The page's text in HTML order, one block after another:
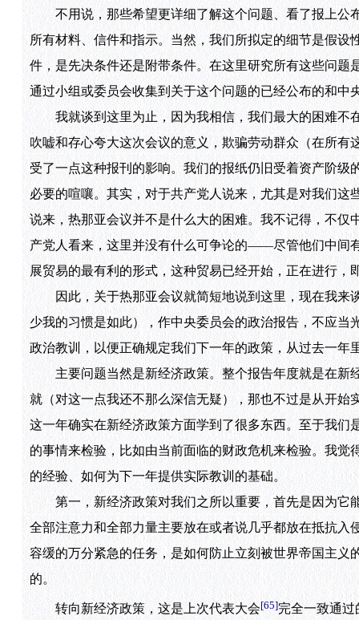
不用说，那些希望更详细了解这个问题、看了报上公
所有材料、信件和指示。当然，我们所拟定的细节是假
件，是先决条件还是附带条件。在这里研究所有这些问
通过小组或委员会收集到关于这个问题的已经公布的和中
我就谈到这里为止，因为我相信，我们最大的困难不
吹嘘和存心夸大这次会议的意义，欺骗劳动群众（在所
受了一点这种报刊的影响。我们的报纸仍旧受着资产阶
必要的喧嚷。其实，对于共产党人说来，尤其是对我们
说来，热那亚会议并不是什么大的困难。我不记得，不
产党人看来，这里并没有什么可争论的——尽管他们中间
展贸易的最有利的形式，这种贸易已经开始，正在进行
因此，关于热那亚会议就简短地说到这里，现在我来
少我的习惯是如此），作中央委员会的政治报告，不应
政治教训，以便正确规定我们下一年的政策，从过去一年
主要问题当然是新经济政策。整个报告年度就是在新
就（对这一点我还不那么深信无疑），那也不过是从开
这一年确实在新经济政策方面学到了很多东西。至于我
的事情来检验，比如由当前面临的财政危机来检验。我
的经验、如何为下一年提供实际教训的基础。
第一，新经济政策对我们之所以重要，首先是因为它
全部注意力和全部力量主要放在或者说几乎都放在抵抗
容缓的万分紧急的任务，是如何防止立刻被世界帝国主
的。
转向新经济政策，这是上次代表大会[65]完全一致通过